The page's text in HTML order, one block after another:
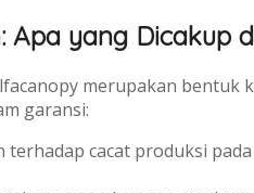
Apa yang Dicakup
merupakan
garansi:
terhadap cacat produksi